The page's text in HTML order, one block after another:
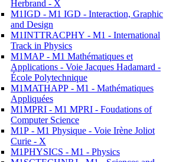
Herbrand - X
M1IGD - M1 IGD - Interaction, Graphic
and Design
M1INTTRACPHY - M1 - International
Track in Physics
M1MAP - M1 Mathématiques et
Applications - Voie Jacques Hadamard -
École Polytechnique
M1MATHAPP - M1 - Mathématiques
Appliquées
M1MPRI - M1 MPRI - Foudations of
Computer Science
M1P - M1 Physique - Voie Irène Joliot
Curie - X
M1PHYSICS - M1 - Physics